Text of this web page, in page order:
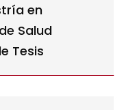
en
Salud
Tesis